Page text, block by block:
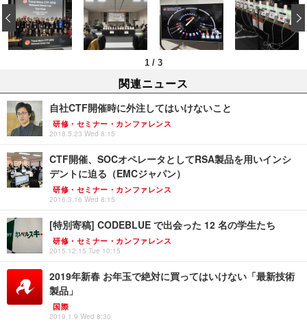
1 / 3
‹
関連ニュース
自社CTF開催時に外注してはいけないこと
研修・セミナー・カンファレンス
2018.5.23 Wed 8:15
CTF開催、SOCオペレータとしてRSA製品を用いインシ
デントに迫る（EMCジャパン）
研修・セミナー・カンファレンス
2016.3.16 Wed 8:15
[特別寄稿] CODEBLUE で出会った 12 名の学生たち
研修・セミナー・カンファレンス
2015.12.15 Tue 10:15
2019年新春 お年玉で絶対に買ってはいけない「最新技術
製品」
国際
2019.1.9 Wed 8:30